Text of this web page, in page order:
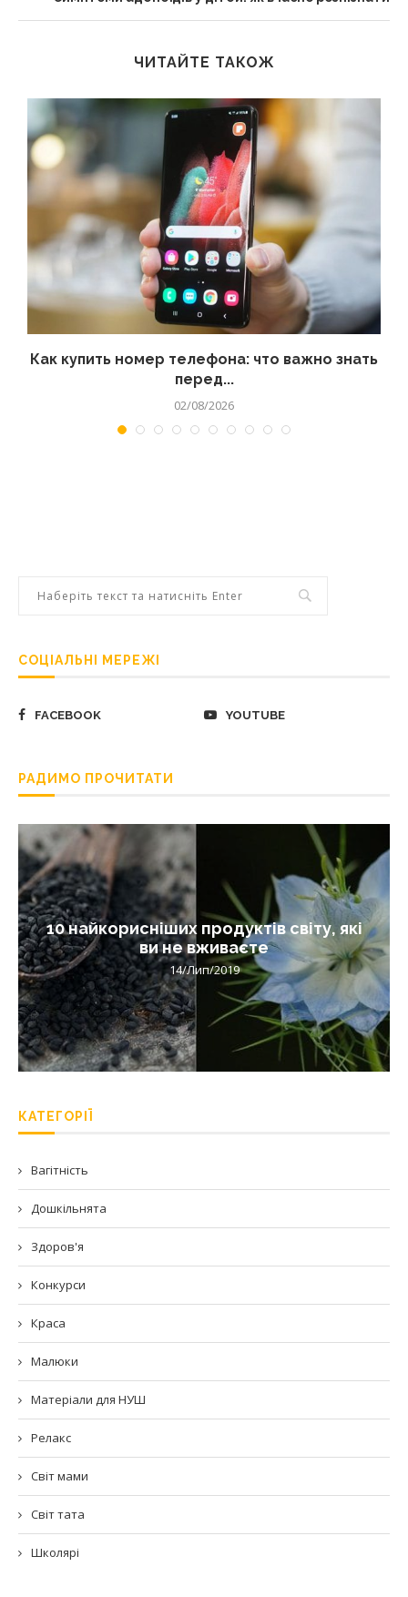
ЧИТАЙТЕ ТАКОЖ
Как купить номер телефона: что важно знать
перед...
02/08/2026
СОЦІАЛЬНІ МЕРЕЖІ
FACEBOOK YOUTUBE
РАДИМО ПРОЧИТАТИ
10 найкорисніших продуктів світу, які
ви не вживаєте
14/Лип/2019
КАТЕГОРІЇ
Вагітність
Дошкільнята
Здоров'я
Конкурси
Краса
Малюки
Матеріали для НУШ
Релакс
Світ мами
Світ тата
Школярі